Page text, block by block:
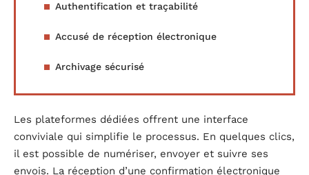
Authentification et traçabilité
Accusé de réception électronique
Archivage sécurisé
Les plateformes dédiées offrent une interface
conviviale qui simplifie le processus. En quelques clics,
il est possible de numériser, envoyer et suivre ses
envois. La réception d’une confirmation électronique